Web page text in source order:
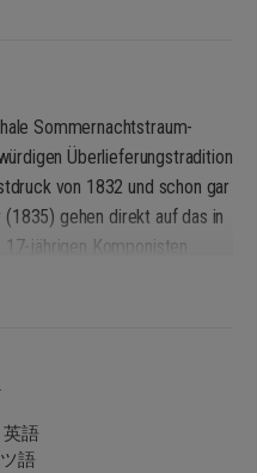
Sommernachtstraum-
Überlieferungstradition
von 1832 und schon gar
gehen direkt auf das in
jährigen Komponisten
hatte sein Original bald
so kamen zu seinen
und weicht
ab. Andere
logische
英語
語